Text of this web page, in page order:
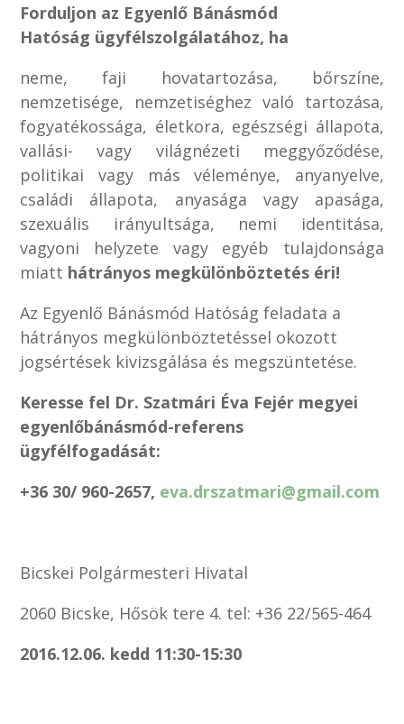
Forduljon az Egyenlő Bánásmód
Hatóság ügyfélszolgálatához, ha
neme, faji hovatartozása, bőrszíne,
nemzetisége, nemzetiséghez való tartozása,
fogyatékossága, életkora, egészségi állapota,
vallási- vagy világnézeti meggyőződése,
politikai vagy más véleménye, anyanyelve,
családi állapota, anyasága vagy apasága,
szexuális irányultsága, nemi identitása,
vagyoni helyzete vagy egyéb tulajdonsága
miatt hátrányos megkülönböztetés éri!
Az Egyenlő Bánásmód Hatóság feladata a
hátrányos megkülönböztetéssel okozott
jogsértések kivizsgálása és megszüntetése.
Keresse fel Dr. Szatmári Éva Fejér megyei
egyenlőbánásmód-referens
ügyfélfogadását:
+36 30/ 960-2657, eva.drszatmari@gmail.com
Bicskei Polgármesteri Hivatal
2060 Bicske, Hősök tere 4. tel: +36 22/565-464
2016.12.06. kedd 11:30-15:30